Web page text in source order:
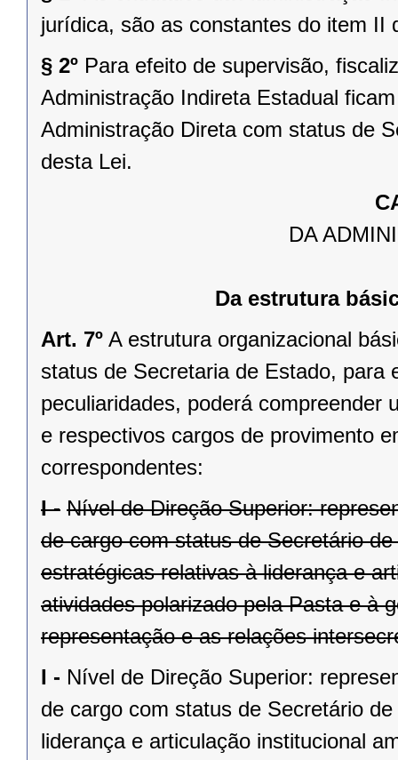
jurídica, são as constantes do item II
§ 2º Para efeito de supervisão,
Administração Indireta Estadual
Administração Direta com status de
desta Lei.
DA
Da estrutura
Art. 7º A estrutura organizacional
status de Secretaria de Estado, para
peculiaridades, poderá compreender
e respectivos cargos de provimento
correspondentes:
I - Nível de Direção Superior:
de cargo com status de Secretário
estratégicas relativas à liderança e
atividades polarizado pela Pasta e à
representação e as relações
I - Nível de Direção Superior:
de cargo com status de Secretário
liderança e articulação institucional